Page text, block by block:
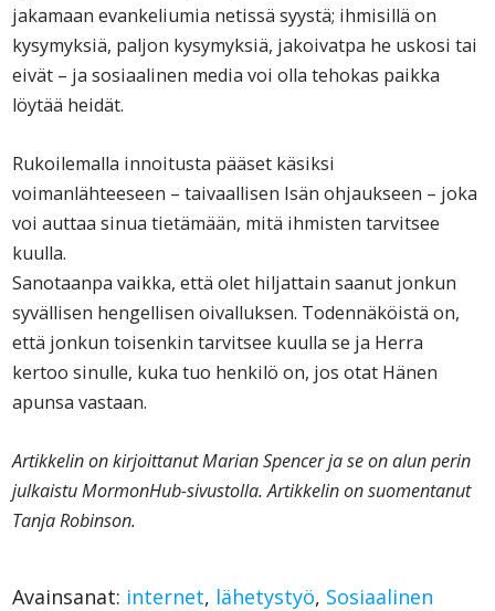
jakamaan evankeliumia netissä syystä; ihmisillä on
kysymyksiä, paljon kysymyksiä, jakoivatpa he uskosi tai
eivät – ja sosiaalinen media voi olla tehokas paikka
löytää heidät.
Rukoilemalla innoitusta pääset käsiksi
voimanlähteeseen – taivaallisen Isän ohjaukseen – joka
voi auttaa sinua tietämään, mitä ihmisten tarvitsee
kuulla.
Sanotaanpa vaikka, että olet hiljattain saanut jonkun
syvällisen hengellisen oivalluksen. Todennäköistä on,
että jonkun toisenkin tarvitsee kuulla se ja Herra
kertoo sinulle, kuka tuo henkilö on, jos otat Hänen
apunsa vastaan.
Artikkelin on kirjoittanut Marian Spencer ja se on alun perin
julkaistu MormonHub-sivustolla. Artikkelin on suomentanut
Tanja Robinson.
Avainsanat: internet, lähetystyö, Sosiaalinen